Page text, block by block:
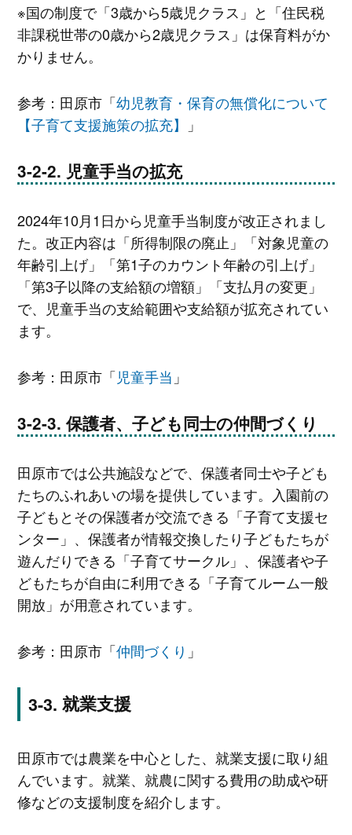
※国の制度で「3歳から5歳児クラス」と「住民税
非課税世帯の0歳から2歳児クラス」は保育料がか
かりません。
参考：田原市「幼児教育・保育の無償化について
【子育て支援施策の拡充】
」
児童手当の拡充
2024年10月1日から児童手当制度が改正されまし
た。改正内容は「所得制限の廃止」「対象児童の
年齢引上げ」「第1子のカウント年齢の引上げ」
「第3子以降の支給額の増額」「支払月の変更」
で、児童手当の支給範囲や支給額が拡充されてい
ます。
参考：田原市「児童手当 」
保護者、子ども同士の仲間づくり
田原市では公共施設などで、保護者同士や子ども
たちのふれあいの場を提供しています。入園前の
子どもとその保護者が交流できる「子育て支援セ
ンター」、保護者が情報交換したり子どもたちが
遊んだりできる「子育てサークル」、保護者や子
どもたちが自由に利用できる「子育てルーム一般
開放」が用意されています。
参考：田原市「仲間づくり 」
就業支援
田原市では農業を中心とした、就業支援に取り組
んでいます。就業、就農に関する費用の助成や研
修などの支援制度を紹介します。